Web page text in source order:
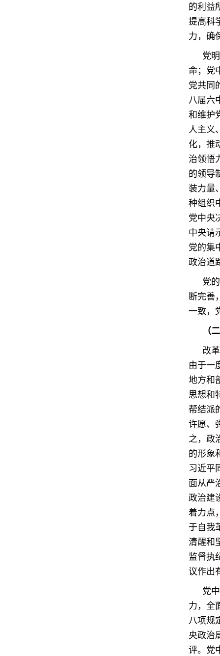
的利益
提高科
力，确
党
命；党
党共同
八届六
和维护
人主义
化，推
治领悟
的领导
装力量
种组织
党中央
中央请
党的集
政治道
党
断完善
一致，
（
改
由于一
地方和
思想和
帮结派
许愿、
之，政
的形象
习近平
面从严
政治建
着力点
于自我
清醒和
监督执
议作出
党
力，全
八项规
央政治
评。党